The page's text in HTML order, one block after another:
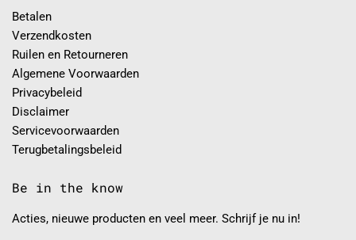
Betalen
Verzendkosten
Ruilen en Retourneren
Algemene Voorwaarden
Privacybeleid
Disclaimer
Servicevoorwaarden
Terugbetalingsbeleid
Be in the know
Acties, nieuwe producten en veel meer. Schrijf je nu in!